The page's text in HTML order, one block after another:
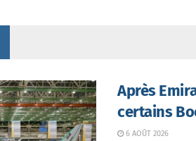
Après
certains
6 AOÛT 2026